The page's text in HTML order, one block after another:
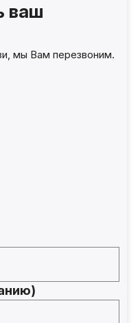
ваш
мы Вам перезвоним.